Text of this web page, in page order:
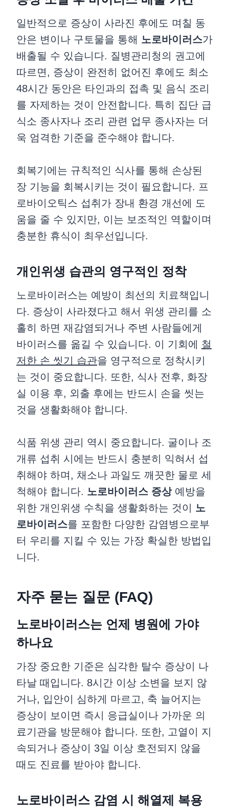
일반적으로 증상이 사라진 후에도 며칠 동
안은 변이나 구토물을 통해 노로바이러스가
배출될 수 있습니다. 질병관리청의 권고에
따르면, 증상이 완전히 없어진 후에도 최소
48시간 동안은 타인과의 접촉 및 음식 조리
를 자제하는 것이 안전합니다. 특히 집단 급
식소 종사자나 조리 관련 업무 종사자는 더
욱 엄격한 기준을 준수해야 합니다.
회복기에는 규칙적인 식사를 통해 손상된
장 기능을 회복시키는 것이 필요합니다. 프
로바이오틱스 섭취가 장내 환경 개선에 도
움을 줄 수 있지만, 이는 보조적인 역할이며
충분한 휴식이 최우선입니다.
개인위생 습관의 영구적인 정착
노로바이러스는 예방이 최선의 치료책입니
다. 증상이 사라졌다고 해서 위생 관리를 소
홀히 하면 재감염되거나 주변 사람들에게
바이러스를 옮길 수 있습니다. 이 기회에 철
저한 손 씻기 습관을 영구적으로 정착시키
는 것이 중요합니다. 또한, 식사 전후, 화장
실 이용 후, 외출 후에는 반드시 손을 씻는
것을 생활화해야 합니다.
식품 위생 관리 역시 중요합니다. 굴이나 조
개류 섭취 시에는 반드시 충분히 익혀서 섭
취해야 하며, 채소나 과일도 깨끗한 물로 세
척해야 합니다. 노로바이러스 증상예방을
위한 개인위생 수칙을 생활화하는 것이 노
로바이러스를 포함한 다양한 감염병으로부
터 우리를 지킬 수 있는 가장 확실한 방법입
니다.
자주 묻는 질문 (FAQ)
노로바이러스는 언제 병원에 가야
하나요
가장 중요한 기준은 심각한 탈수 증상이 나
타날 때입니다. 8시간 이상 소변을 보지 않
거나, 입안이 심하게 마르고, 축 늘어지는
증상이 보이면 즉시 응급실이나 가까운 의
료기관을 방문해야 합니다. 또한, 고열이 지
속되거나 증상이 3일 이상 호전되지 않을
때도 진료를 받아야 합니다.
노로바이러스 감염 시 해열제 복용